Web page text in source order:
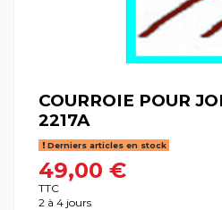
COURROIE POUR
2217A
Derniers articles en stock
49,00 €
TTC
2 à 4 jours